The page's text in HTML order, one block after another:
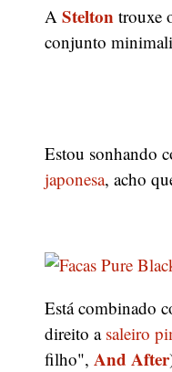
A Stelton trouxe
conjunto
Estou sonhando
japonesa, acho
Está combinado
direito a saleiro
filho", And After